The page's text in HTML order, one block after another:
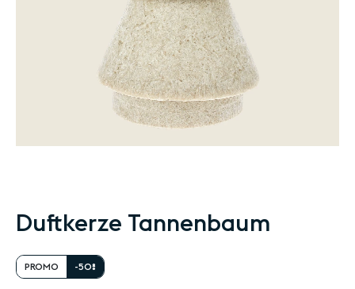
Zum
Anfang
Bildgalerie
Duftkerze Tannenbaum
PROMO -50%